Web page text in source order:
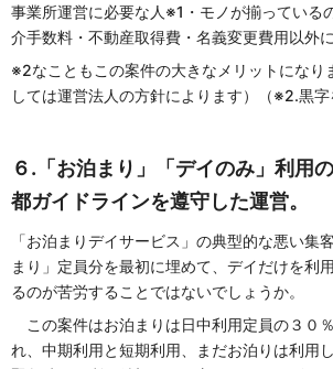
事業所運営に必要な人※1・モノが揃っている
介手数料・不動産取得費・名義変更費用以外
※2なこともこの案件の大きなメリットになり
しては運営法人の方針によります）（※2.黒
６.「お泊まり」「デイのみ」利用
都ガイドラインを遵守した運営。
「お泊まりデイサービス」の典型的な悪い集
まり」定員分を最初に埋めて、デイだけを利
るのが苦労することではないでしょうか。
この案件はお泊まりは日中利用定員の３０
れ、中期利用と短期利用、まだお泊りは利用